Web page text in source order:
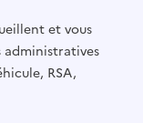
et vous
administratives
RSA,